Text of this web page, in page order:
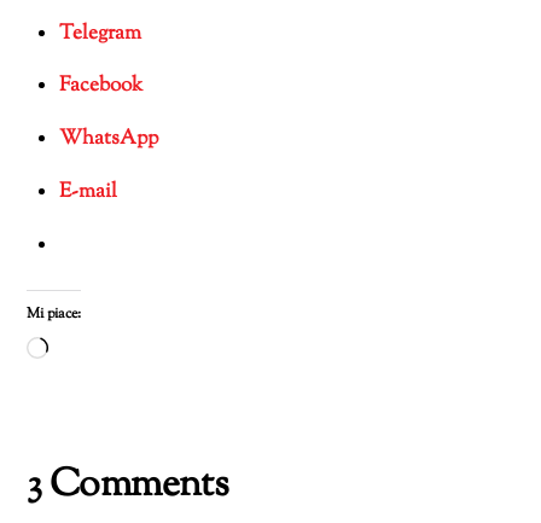
Telegram
Facebook
WhatsApp
E-mail
Mi piace:
Caricamento
3 Comments